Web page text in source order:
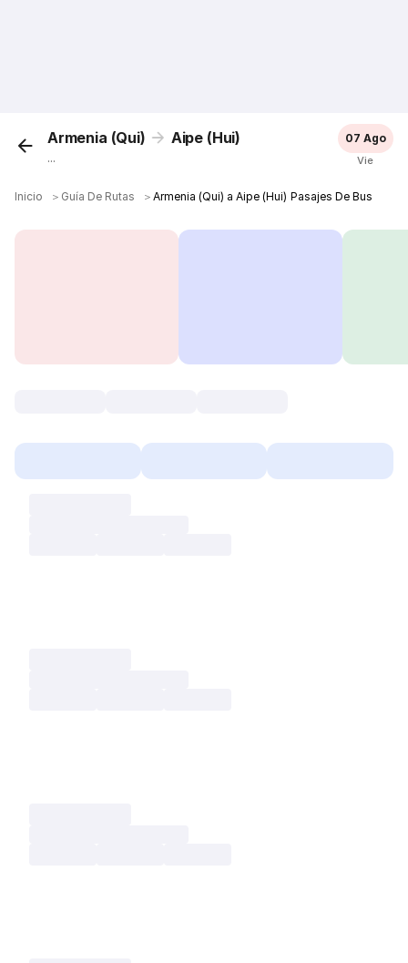
Armenia (Qui) Aipe (Hui)
...
07 Ago
Vie
Inicio ＞ Guía De Rutas ＞Armenia (Qui) a Aipe (Hui) Pasajes De Bus